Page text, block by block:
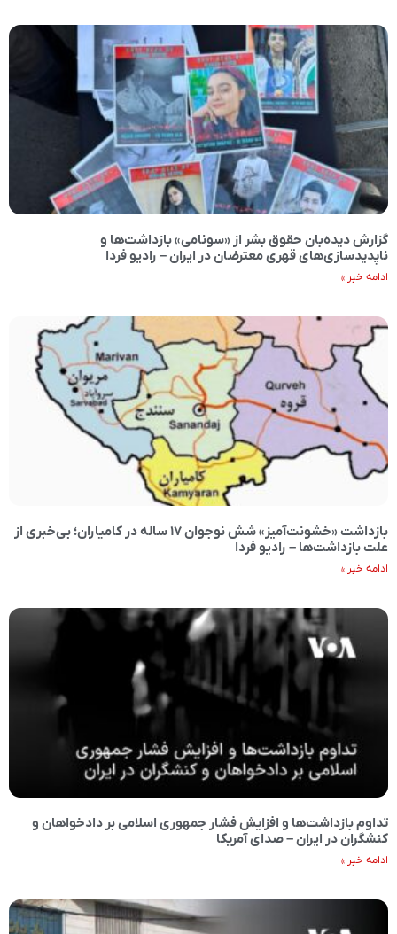
گزارش دیده‌بان حقوق بشر از «سونامی» بازداشت‌ها و
ناپدیدسازی‌های قهری معترضان در ایران – رادیو فردا
ادامه خبر »
بازداشت «خشونت‌آمیز» شش نوجوان ۱۷ ساله در کامیاران؛ بی‌خبری از
علت بازداشت‌ها – رادیو فردا
ادامه خبر »
تداوم بازداشت‌ها و افزایش فشار جمهوری اسلامی بر دادخواهان و
کنشگران در ایران – صدای آمریکا
ادامه خبر »